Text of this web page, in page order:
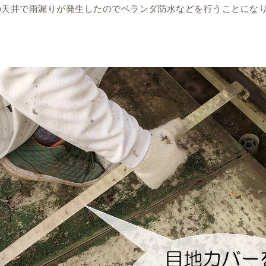
井で雨漏りが発生したのでベランダ防水などを行うことにな